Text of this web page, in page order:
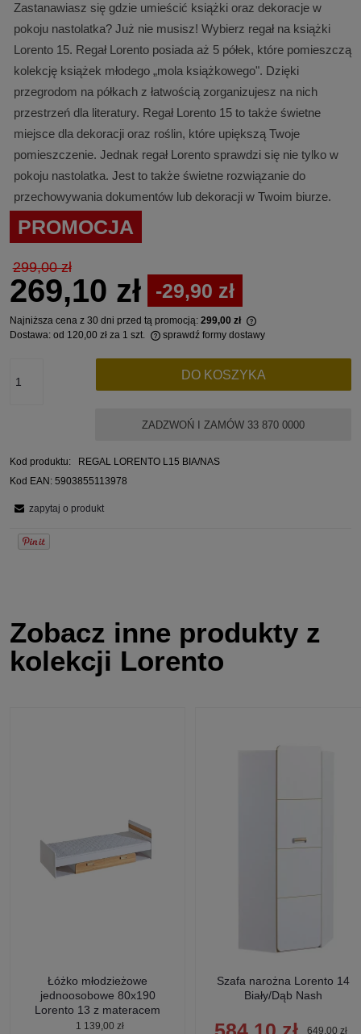
Zastanawiasz się gdzie umieścić książki oraz dekoracje w
pokoju nastolatka? Już nie musisz! Wybierz regał na książki
Lorento 15. Regał Lorento posiada aż 5 półek, które pomieszczą
kolekcję książek młodego „mola książkowego". Dzięki
przegrodom na półkach z łatwością zorganizujesz na nich
przestrzeń dla literatury. Regał Lorento 15 to także świetne
miejsce dla dekoracji oraz roślin, które upiększą Twoje
pomieszczenie. Jednak regał Lorento sprawdzi się nie tylko w
pokoju nastolatka. Jest to także świetne rozwiązanie do
przechowywania dokumentów lub dekoracji w Twoim biurze.
PROMOCJA
269,10 zł -29,90 zł
299,00 zł
Najniższa cena z 30 dni przed tą promocją: 299,00 zł
Jeżeli produkt jest
sprzedaży.
Dostawa: od 120,00 zł za 1 szt. sprawdź formy dostawy
DO KOSZYKA
ZADZWOŃ I ZAMÓW 33 870 0000
Kod produktu:
REGAL LORENTO L15 BIA/NAS
Kod EAN: 5903855113978
zapytaj o produkt
Zobacz inne produkty z
kolekcji Lorento
Łóżko młodzieżowe
jednoosobowe 80x190
Lorento 13 z materacem
Biały/Dąb Nash
1 139,00 zł
Szafa narożna Lorento 14
Biały/Dąb Nash
649,00 zł